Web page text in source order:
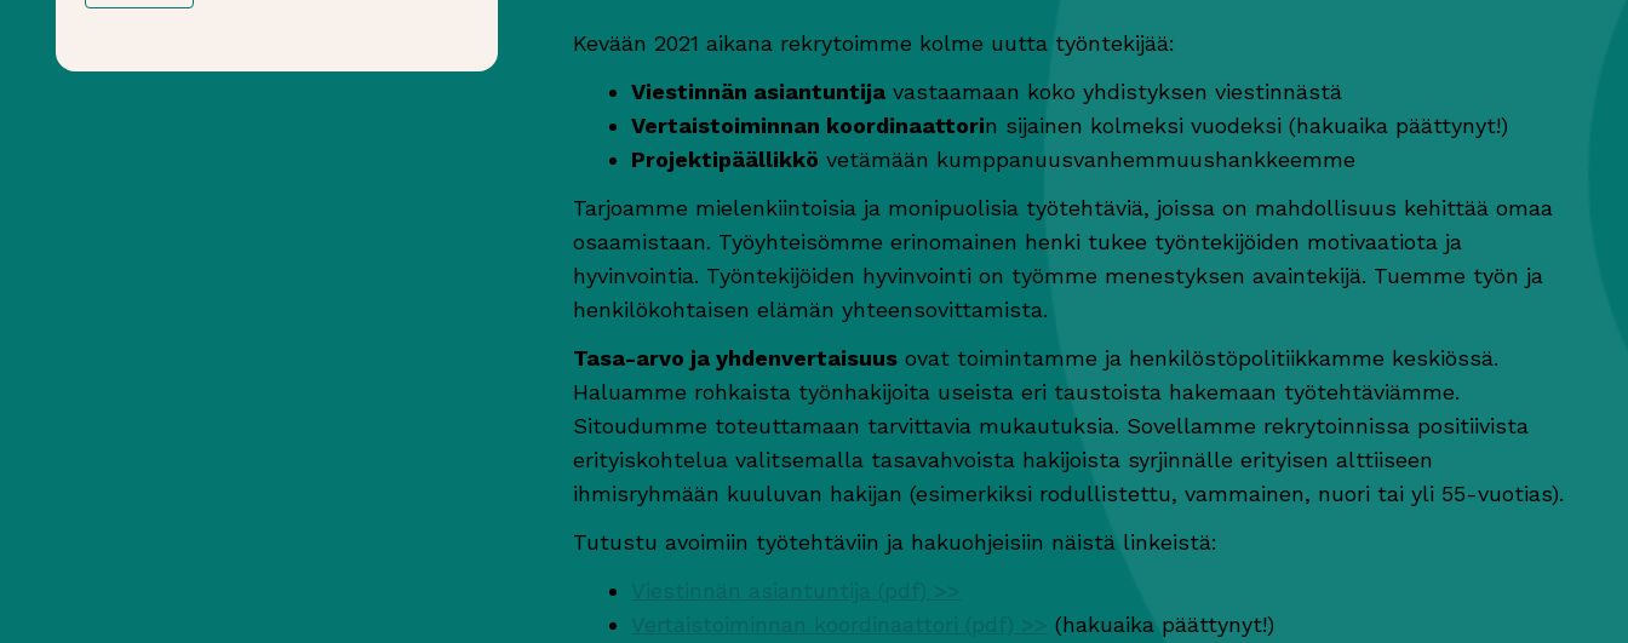
Kevään 2021 aikana rekrytoimme kolme uutta työntekijää:
Viestinnän asiantuntija vastaamaan koko yhdistyksen viestinnästä
Vertaistoiminnan koordinaattorin sijainen kolmeksi vuodeksi (hakuaika päättynyt!)
Projektipäällikkö vetämään kumppanuusvanhemmuushankkeemme
Tarjoamme mielenkiintoisia ja monipuolisia työtehtäviä, joissa on mahdollisuus kehittää omaa
osaamistaan. Työyhteisömme erinomainen henki tukee työntekijöiden motivaatiota ja
hyvinvointia. Työntekijöiden hyvinvointi on työmme menestyksen avaintekijä. Tuemme työn ja
henkilökohtaisen elämän yhteensovittamista.
Tasa-arvo ja yhdenvertaisuus ovat toimintamme ja henkilöstöpolitiikkamme keskiössä.
Haluamme rohkaista työnhakijoita useista eri taustoista hakemaan työtehtäviämme.
Sitoudumme toteuttamaan tarvittavia mukautuksia. Sovellamme rekrytoinnissa positiivista
erityiskohtelua valitsemalla tasavahvoista hakijoista syrjinnälle erityisen alttiiseen
ihmisryhmään kuuluvan hakijan (esimerkiksi rodullistettu, vammainen, nuori tai yli 55-vuotias).
Tutustu avoimiin työtehtäviin ja hakuohjeisiin näistä linkeistä:
Viestinnän asiantuntija (pdf) >>
Vertaistoiminnan koordinaattori (pdf) >> (hakuaika päättynyt!)